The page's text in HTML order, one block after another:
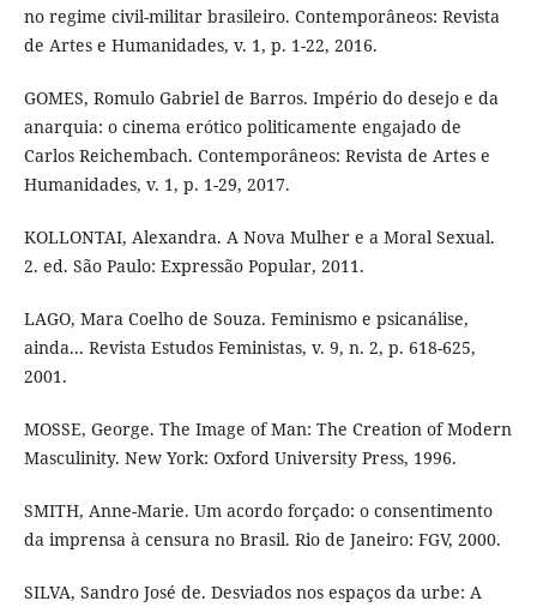
no regime civil-militar brasileiro. Contemporâneos: Revista
de Artes e Humanidades, v. 1, p. 1-22, 2016.
GOMES, Romulo Gabriel de Barros. Império do desejo e da
anarquia: o cinema erótico politicamente engajado de
Carlos Reichembach. Contemporâneos: Revista de Artes e
Humanidades, v. 1, p. 1-29, 2017.
KOLLONTAI, Alexandra. A Nova Mulher e a Moral Sexual.
2. ed. São Paulo: Expressão Popular, 2011.
LAGO, Mara Coelho de Souza. Feminismo e psicanálise,
ainda... Revista Estudos Feministas, v. 9, n. 2, p. 618-625,
2001.
MOSSE, George. The Image of Man: The Creation of Modern
Masculinity. New York: Oxford University Press, 1996.
SMITH, Anne-Marie. Um acordo forçado: o consentimento
da imprensa à censura no Brasil. Rio de Janeiro: FGV, 2000.
SILVA, Sandro José de. Desviados nos espaços da urbe: A